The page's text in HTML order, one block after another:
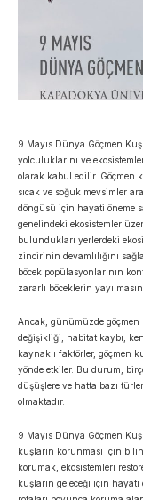
9 Mayıs Dünya Göçmen
yolculuklarını ve
olarak kabul edilir. Göçmen
sıcak ve soğuk mevsimler
döngüsü için hayati öneme
genelindeki ekosistemler
bulundukları yerlerdeki
zincirinin devamlılığını
böcek popülasyonlarının
zararlı böceklerin
Ancak, günümüzde göçmen
değişikliği, habitat kaybı,
kaynaklı faktörler, göçmen
yönde etkiler. Bu durum,
düşüşlere ve hatta bazı
olmaktadır.
9 Mayıs Dünya Göçmen
kuşların korunması için
korumak, ekosistemleri
kuşların geleceği için hayati